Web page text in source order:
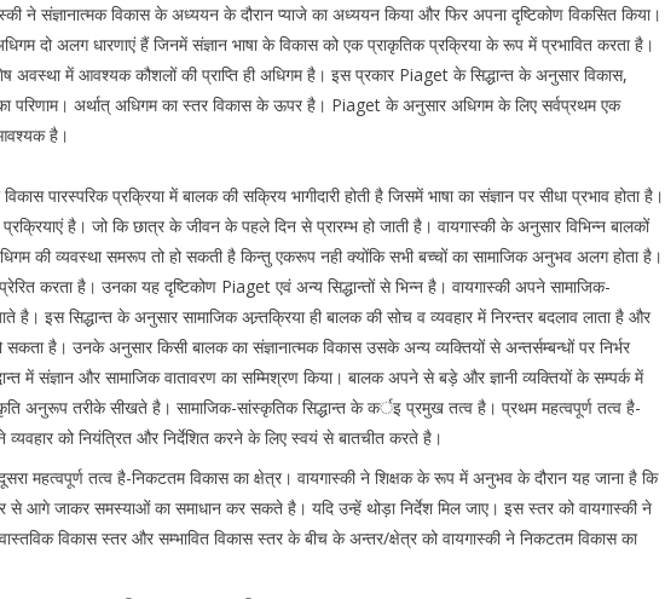
ने संज्ञानात्मक विकास के अध्ययन के दौरान प्याजे का अध्ययन किया और फिर अपना दृष्टिकोण विकसित किया।
दो अलग धारणाएं हैं जिनमें संज्ञान भाषा के विकास को एक प्राकृतिक प्रक्रिया के रूप में प्रभावित करता है।
अवस्था में आवश्यक कौशलों की प्राप्ति ही अधिगम है। इस प्रकार Piaget के सिद्धान्त के अनुसार विकास,
परिणाम। अर्थात् अधिगम का स्तर विकास के ऊपर है। Piaget के अनुसार अधिगम के लिए सर्वप्रथम एक
है।
पारस्परिक प्रक्रिया में बालक की सक्रिय भागीदारी होती है जिसमें भाषा का संज्ञान पर सीधा प्रभाव होता है।
है। जो कि छात्र के जीवन के पहले दिन से प्रारम्भ हो जाती है। वायगास्की के अनुसार विभिन्न बालकों
की व्यवस्था समरूप तो हो सकती है किन्तु एकरूप नही क्योंकि सभी बच्चों का सामाजिक अनुभव अलग होता है।
करता है। उनका यह दृष्टिकोण Piaget एवं अन्य सिद्धान्तों से भिन्न है। वायगास्की अपने सामाजिक-
है। इस सिद्धान्त के अनुसार सामाजिक अन्र्तक्रिया ही बालक की सोच व व्यवहार में निरन्तर बदलाव लाता है और
है। उनके अनुसार किसी बालक का संज्ञानात्मक विकास उसके अन्य व्यक्तियों से अन्तर्सम्बन्धों पर निर्भर
में संज्ञान और सामाजिक वातावरण का सम्मिश्रण किया। बालक अपने से बड़े और ज्ञानी व्यक्तियों के सम्पर्क में
अनुरूप तरीके सीखते है। सामाजिक-सांस्कृतिक सिद्धान्त के कर्इ प्रमुख तत्व है। प्रथम महत्वपूर्ण तत्व है-
को नियंत्रित और निर्देशित करने के लिए स्वयं से बातचीत करते है।
महत्वपूर्ण तत्व है-निकटतम विकास का क्षेत्र। वायगास्की ने शिक्षक के रूप में अनुभव के दौरान यह जाना है कि
से आगे जाकर समस्याओं का समाधान कर सकते है। यदि उन्हें थोड़ा निर्देश मिल जाए। इस स्तर को वायगास्की ने
विकास स्तर और सम्भावित विकास स्तर के बीच के अन्तर/क्षेत्र को वायगास्की ने निकटतम विकास का